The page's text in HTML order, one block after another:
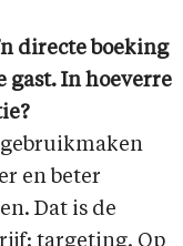
directe boeking
gast. In hoeverre
gebruikmaken
en beter
Dat is de
targeting. Op